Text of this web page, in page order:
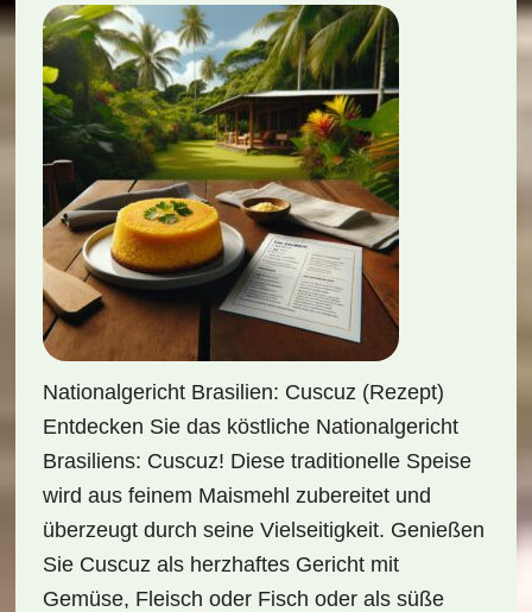
Nationalgericht Brasilien: Cuscuz (Rezept)
Entdecken Sie das köstliche Nationalgericht
Brasiliens: Cuscuz! Diese traditionelle Speise
wird aus feinem Maismehl zubereitet und
überzeugt durch seine Vielseitigkeit. Genießen
Sie Cuscuz als herzhaftes Gericht mit
Gemüse, Fleisch oder Fisch oder als süße